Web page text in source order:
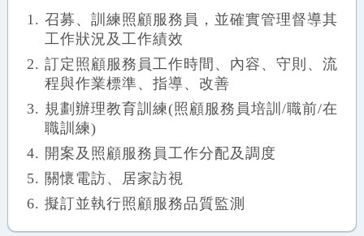
召募、訓練照顧服務員，並確實管理督導其
工作狀況及工作績效
訂定照顧服務員工作時間、內容、守則、流
程與作業標準、指導、改善
規劃辦理教育訓練(照顧服務員培訓/職前/在
職訓練)
開案及照顧服務員工作分配及調度
關懷電訪、居家訪視
擬訂並執行照顧服務品質監測